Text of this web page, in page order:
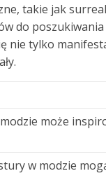
takie jak
do
nie tylko
może
w modzie